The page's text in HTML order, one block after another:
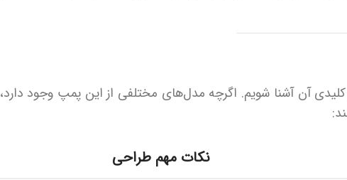
آن آشنا شویم. اگرچه مدل‌های مختلفی از این پمپ وجود دارد،
نکات مهم طراحی